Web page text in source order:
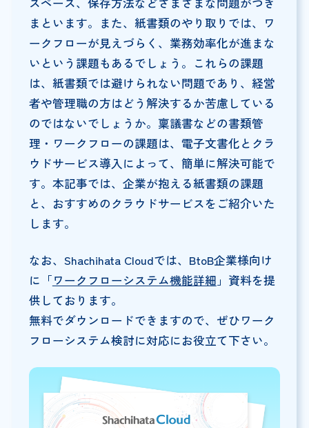
まといます。また、紙書類のやり取りでは、ワ
ークフローが見えづらく、業務効率化が進まな
いという課題もあるでしょう。これらの課題
は、紙書類では避けられない問題であり、経営
者や管理職の方はどう解決するか苦慮している
のではないでしょうか。稟議書などの書類管
理・ワークフローの課題は、電子文書化とクラ
ウドサービス導入によって、簡単に解決可能で
す。本記事では、企業が抱える紙書類の課題
と、おすすめのクラウドサービスをご紹介いた
します。
なお、Shachihata Cloudでは、BtoB企業様向け
に「ワークフローシステム機能詳細 」資料を提
供しております。
無料でダウンロードできますので、ぜひワーク
フローシステム検討に対応にお役立て下さい。